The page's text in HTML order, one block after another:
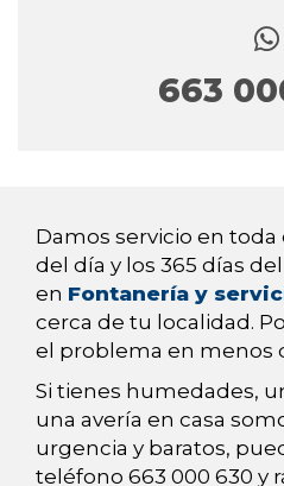
663
Damos servicio en toda
del día y los 365 días
en Fontanería y
cerca de tu localidad.
el problema en menos
Si tienes humedades,
una avería en casa
urgencia y baratos,
teléfono 663 000 630 y